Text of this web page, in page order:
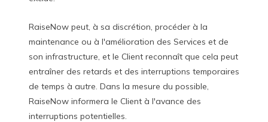
RaiseNow peut, à sa discrétion, procéder à la
maintenance ou à l'amélioration des Services et de
son infrastructure, et le Client reconnaît que cela peut
entraîner des retards et des interruptions temporaires
de temps à autre. Dans la mesure du possible,
RaiseNow informera le Client à l'avance des
interruptions potentielles.